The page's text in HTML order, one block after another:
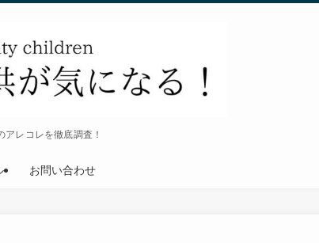
レコレを徹底調査！
お問い合わせ